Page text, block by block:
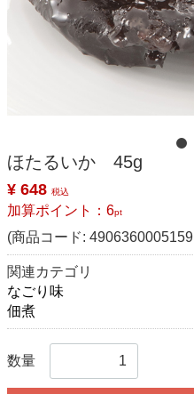
ほたるいか 45g
¥ 648 税込
加算ポイント： 6pt
(商品コード: 4906360005159
関連カテゴリ
なごり味
佃煮
数量